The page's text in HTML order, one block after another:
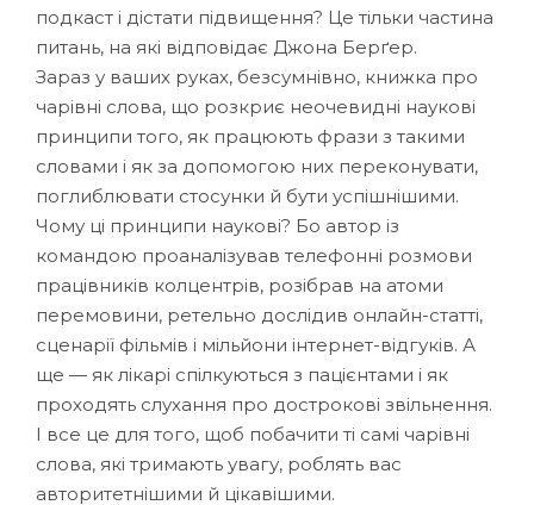
подкаст і дістати підвищення? Це тільки частина
питань, на які відповідає Джона Берґер.
Зараз у ваших руках, безсумнівно, книжка про
чарівні слова, що розкриє неочевидні наукові
принципи того, як працюють фрази з такими
словами і як за допомогою них переконувати,
поглиблювати стосунки й бути успішнішими.
Чому ці принципи наукові? Бо автор із
командою проаналізував телефонні розмови
працівників колцентрів, розібрав на атоми
перемовини, ретельно дослідив онлайн-статті,
сценарії фільмів і мільйони інтернет-відгуків. А
ще — як лікарі спілкуються з пацієнтами і як
проходять слухання про дострокові звільнення.
І все це для того, щоб побачити ті самі чарівні
слова, які тримають увагу, роблять вас
авторитетнішими й цікавішими.